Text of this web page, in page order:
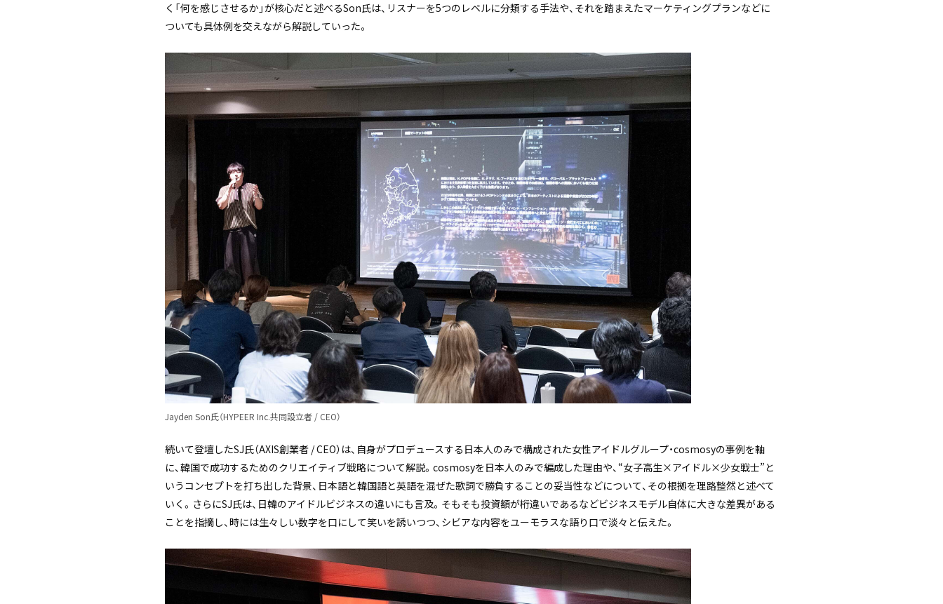
く「何を感じさせるか」が核心だと述べるSon氏は、リスナーを5つのレベルに分類する手法や、それを踏まえたマーケティングプランなどに
ついても具体例を交えながら解説していった。
Jayden Son氏（HYPEER Inc.共同設立者 / CEO）
続いて登壇したSJ氏（AXIS創業者 / CEO）は、自身がプロデュースする日本人のみで構成された女性アイドルグループ・cosmosyの事例を軸
に、韓国で成功するためのクリエイティブ戦略について解説。cosmosyを日本人のみで編成した理由や、“女子高生×アイドル×少女戦士”と
いうコンセプトを打ち出した背景、日本語と韓国語と英語を混ぜた歌詞で勝負することの妥当性などについて、その根拠を理路整然と述べて
いく。さらにSJ氏は、日韓のアイドルビジネスの違いにも言及。そもそも投資額が桁違いであるなどビジネスモデル自体に大きな差異がある
ことを指摘し、時には生々しい数字を口にして笑いを誘いつつ、シビアな内容をユーモラスな語り口で淡々と伝えた。